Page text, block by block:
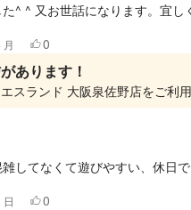
^ ^ 又お世話になります。宜し
0
あります！
してなくて遊びやすい、休日
0